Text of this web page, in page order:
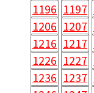
1196 1197
1206 1207
1216 1217
1226 1227
1236 1237